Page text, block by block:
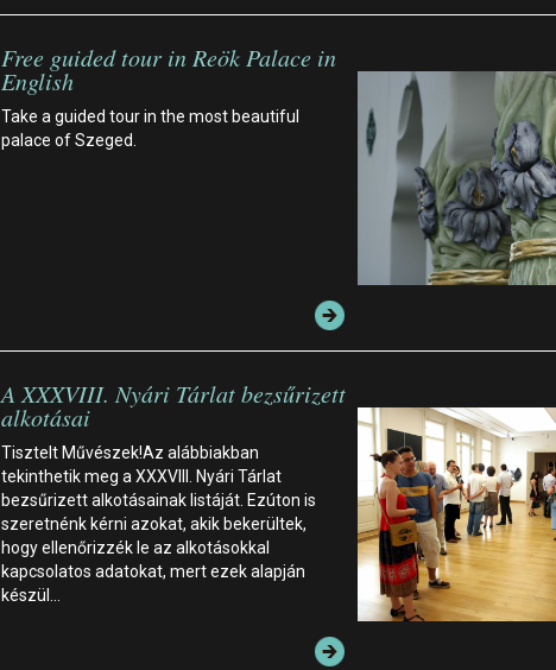
Free guided tour in Reök Palace in
English
Take a guided tour in the most beautiful
palace of Szeged.
A XXXVIII. Nyári Tárlat bezsűrizett
alkotásai
Tisztelt Művészek!Az alábbiakban
tekinthetik meg a XXXVIII. Nyári Tárlat
bezsűrizett alkotásainak listáját. Ezúton is
szeretnénk kérni azokat, akik bekerültek,
hogy ellenőrizzék le az alkotásokkal
kapcsolatos adatokat, mert ezek alapján
készül…